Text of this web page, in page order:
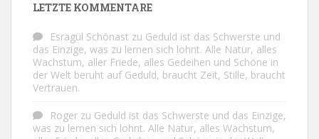
LETZTE KOMMENTARE
Esragül Schönast zu Geduld ist das Schwerste und
das Einzige, was zu lernen sich lohnt. Alle Natur, alles
Wachstum, aller Friede, alles Gedeihen und Schöne in
der Welt beruht auf Geduld, braucht Zeit, Stille, braucht
Vertrauen.
Roger zu Geduld ist das Schwerste und das Einzige,
was zu lernen sich lohnt. Alle Natur, alles Wachstum,